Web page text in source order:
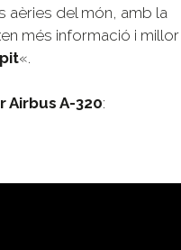
aèries del món, amb la
més informació i millor
«.
Airbus A-320: